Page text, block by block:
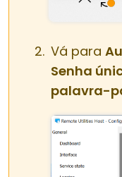
Vá para
Senha
palavra-